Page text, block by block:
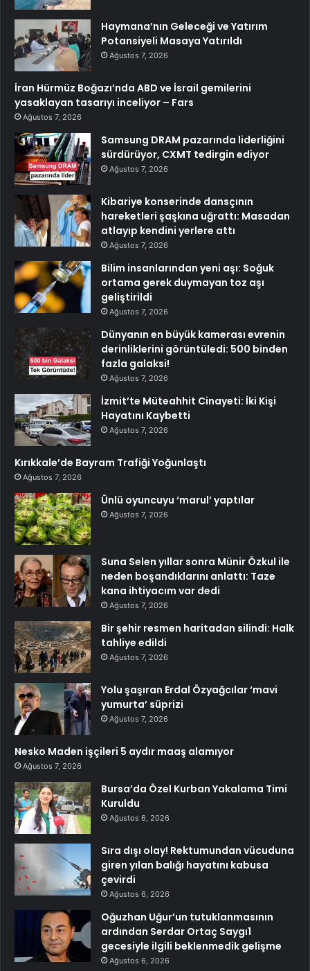
Haymana’nın Geleceği ve Yatırım
Potansiyeli Masaya Yatırıldı
Ağustos 7, 2026
İran Hürmüz Boğazı’nda ABD ve İsrail gemilerini
yasaklayan tasarıyı inceliyor – Fars
Ağustos 7, 2026
Samsung DRAM pazarında liderliğini
sürdürüyor, CXMT tedirgin ediyor
Ağustos 7, 2026
Kibariye konserinde dansçının
hareketleri şaşkına uğrattı: Masadan
atlayıp kendini yerlere attı
Ağustos 7, 2026
Bilim insanlarından yeni aşı: Soğuk
ortama gerek duymayan toz aşı
geliştirildi
Ağustos 7, 2026
Dünyanın en büyük kamerası evrenin
derinliklerini görüntüledi: 500 binden
fazla galaksi!
Ağustos 7, 2026
İzmit’te Müteahhit Cinayeti: İki Kişi
Hayatını Kaybetti
Ağustos 7, 2026
Kırıkkale’de Bayram Trafiği Yoğunlaştı
Ağustos 7, 2026
Ünlü oyuncuyu ‘marul’ yaptılar
Ağustos 7, 2026
Suna Selen yıllar sonra Münir Özkul ile
neden boşandıklarını anlattı: Taze
kana ihtiyacım var dedi
Ağustos 7, 2026
Bir şehir resmen haritadan silindi: Halk
tahliye edildi
Ağustos 7, 2026
Yolu şaşıran Erdal Özyağcılar ‘mavi
yumurta’ süprizi
Ağustos 7, 2026
Nesko Maden işçileri 5 aydır maaş alamıyor
Ağustos 7, 2026
Bursa’da Özel Kurban Yakalama Timi
Kuruldu
Ağustos 6, 2026
Sıra dışı olay! Rektumundan vücuduna
giren yılan balığı hayatını kabusa
çevirdi
Ağustos 6, 2026
Oğuzhan Uğur’un tutuklanmasının
ardından Serdar Ortaç Saygı1
gecesiyle ilgili beklenmedik gelişme
Ağustos 6, 2026